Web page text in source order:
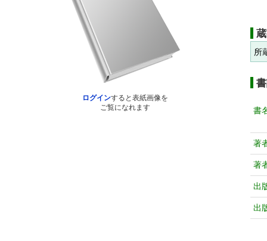
ログインすると表紙画像を
ご覧になれます
所
書
著
著
出
出